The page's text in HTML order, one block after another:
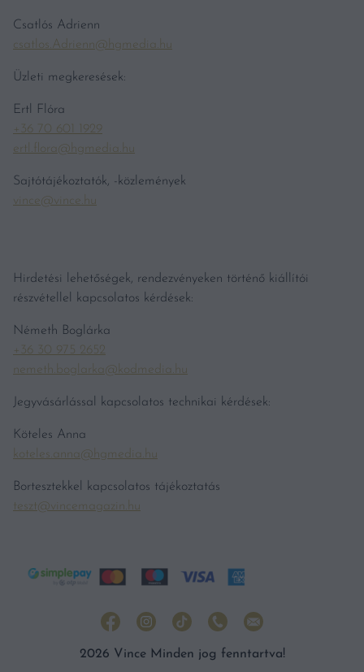
Csatlós Adrienn
csatlos.Adrienn@hgmedia.hu
Üzleti megkeresések:
Ertl Flóra
+36 70 601 1929
ertl.flora@hgmedia.hu
Sajtótájékoztatók, -közlemények
vince@vince.hu
Hirdetési lehetőségek, rendezvényeken történő kiállítói
részvétellel kapcsolatos kérdések:
Németh Boglárka
+36 30 975 2652
nemeth.boglarka@kodmedia.hu
Jegyvásárlással kapcsolatos technikai kérdések:
Köteles Anna
koteles.anna@hgmedia.hu
Bortesztekkel kapcsolatos tájékoztatás
teszt@vincemagazin.hu
2026 Vince Minden jog fenntartva!